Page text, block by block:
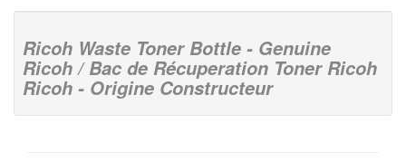
Ricoh Waste Toner Bottle - Genuine
Ricoh / Bac de Récuperation Toner Ricoh
Ricoh - Origine Constructeur